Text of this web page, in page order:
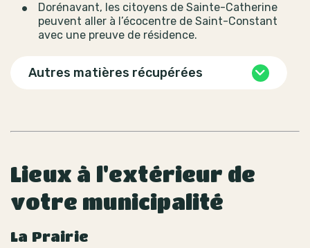
Dorénavant, les citoyens de Sainte-Catherine
peuvent aller à l’écocentre de Saint-Constant
avec une preuve de résidence.
Autres matières récupérées
Lieux à l'extérieur de
votre municipalité
La Prairie